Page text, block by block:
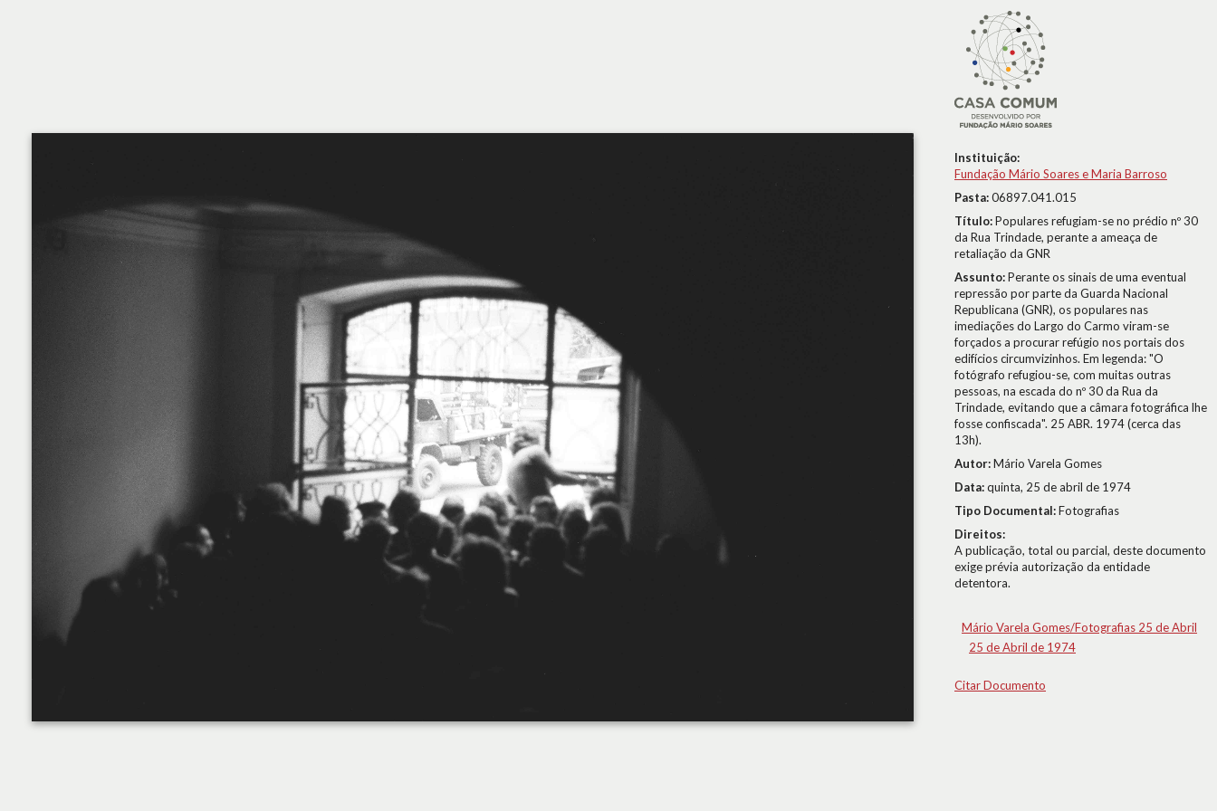
Instituição:
Fundação Mário Soares e Maria Barroso
Pasta:06897.041.015
Título:Populares refugiam-se no prédio nº 30
da Rua Trindade, perante a ameaça de
retaliação da GNR
Assunto:Perante os sinais de uma eventual
repressão por parte da Guarda Nacional
Republicana (GNR), os populares nas
imediações do Largo do Carmo viram-se
forçados a procurar refúgio nos portais dos
edifícios circumvizinhos. Em legenda: "O
fotógrafo refugiou-se, com muitas outras
pessoas, na escada do nº 30 da Rua da
Trindade, evitando que a câmara fotográfica lhe
fosse confiscada". 25 ABR. 1974 (cerca das
13h).
Autor:Mário Varela Gomes
Data:quinta, 25 de abril de 1974
Tipo Documental:Fotografias
Direitos:
A publicação, total ou parcial, deste documento
exige prévia autorização da entidade
detentora.
Mário Varela Gomes/Fotografias 25 de Abril
25 de Abril de 1974
Citar Documento